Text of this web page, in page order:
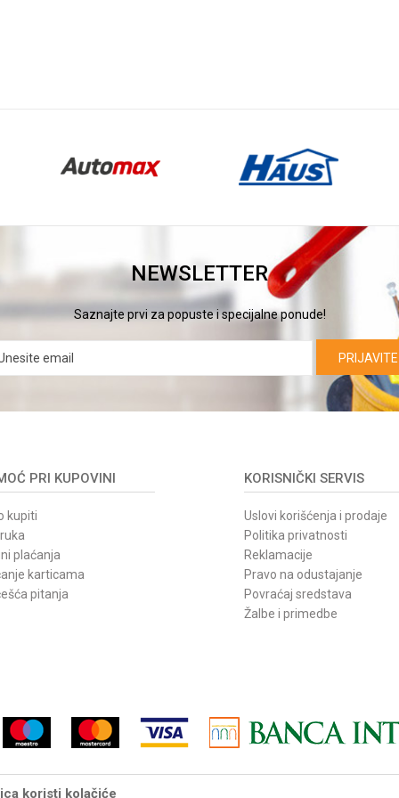
NEWSLETTER
Saznajte prvi za popuste i specijalne ponude!
PRI KUPOVINI
kupiti
plaćanja
karticama
pitanja
KORISNIČKI SERVIS
Uslovi korišćenja i prodaje
Politika privatnosti
Reklamacije
Pravo na odustajanje
Povraćaj sredstava
Žalbe i primedbe
koristi kolačiće